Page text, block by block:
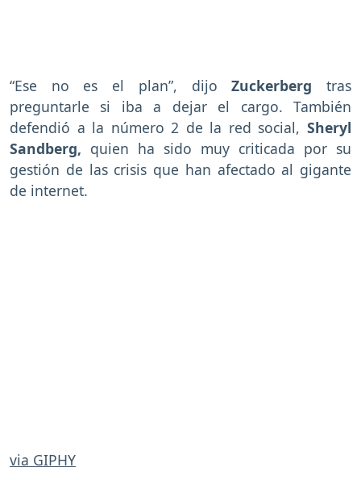
“Ese no es el plan”, dijoZuckerbergtras
preguntarle si iba a dejar el cargo. También
defendió a la número 2 de la red social, Sheryl
Sandberg, quien ha sido muy criticada por su
gestión de las crisis que han afectado al gigante
de internet.
via GIPHY